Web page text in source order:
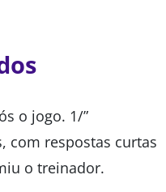
o jogo. 1/”
com respostas curtas
o treinador.